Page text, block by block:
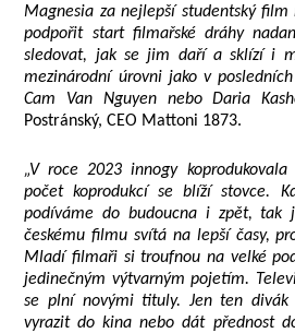
Magnesia za nejlepší studentský
podpořit start filmařské dráhy
sledovat, jak se jim daří a sklízí i
mezinárodní úrovni jako v
Cam Van Nguyen nebo Daria
Postránský, CEO Mattoni 1873.
„V roce 2023 innogy
počet koprodukcí se blíží stovce.
podíváme do budoucna i zpět, tak
českému filmu svítá na lepší časy,
Mladí filmaři si troufnou na velké
jedinečným výtvarným pojetím.
se plní novými tituly. Jen ten
vyrazit do kina nebo dát přednost